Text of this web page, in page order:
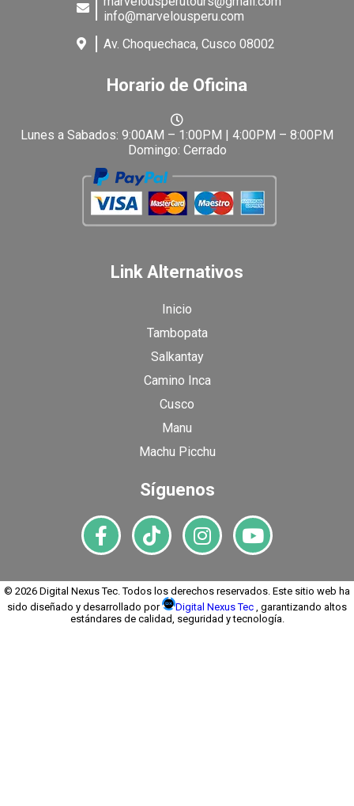
info@marvelousperu.com
Av. Choquechaca, Cusco 08002
Horario de Oficina
Lunes a Sabados: 9:00AM – 1:00PM | 4:00PM – 8:00PM
Domingo: Cerrado
Link Alternativos
Inicio
Tambopata
Salkantay
Camino Inca
Cusco
Manu
Machu Picchu
Síguenos
© 2026 Digital Nexus Tec. Todos los derechos reservados. Este sitio web ha
sido diseñado y desarrollado por
Digital Nexus Tec , garantizando altos
estándares de calidad, seguridad y tecnología.